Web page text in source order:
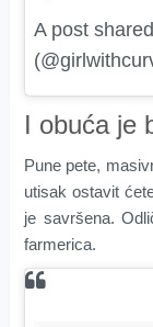
A post
I obuća je
Pune pete,
utisak ostavit
je savršena.
farmerica.